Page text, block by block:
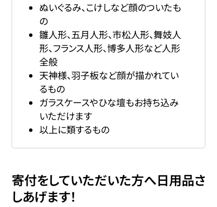
ぬいぐるみ、こけしなど顔のついたも
の
雛人形、五月人形、市松人形、舞妓人
形、フランス人形、博多人形など人形
全般
天神様、羽子板など顔が描かれてい
るもの
ガラスケースやひな壇もお持ち込み
いただけます
以上に類するもの
寄付をしていただいた方へ日用品さ
しあげます！